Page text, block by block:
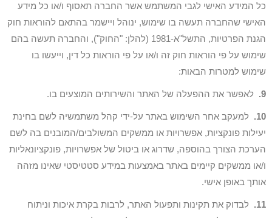
כל המידע האישי לגבי המשתמש אשר החברה תאסוף ו/או כל מידע
האישי שהחברה תעשה בו שימוש, ינוהל ויישמר בהתאם להוראות חוק
הגנת הפרטיות, התשל"א-1981 (להלן: "החוק"), והחברה תעשה בהם
שימוש על פי הוראות חוק זה ו/או על פי הוראות כל דין, וייעשו בו
שימוש למטרות הבאות:
9. לאפשר את ההפעלה של האתר והשירותים המוצעים בו.
10.
למעקב אחר השימוש באתר על-ידי קהל משתמשיה לשם בחינת
יעילות פונקציות, אפשרויות או ממשקים המשולבים/המובנים בה לשם
הערכת הצורך בהוספה, שדרוג או ביטול של אפשרויות, פונקציונאליות
ו/או ממשקים קיימים באתר באמצעות במידע סטטיסטי שאינו מזהה
אותך באופן אישי.
11.
לבדוק את תקינות ותפעול האתר, לרבות בקרת איכות וניתוח